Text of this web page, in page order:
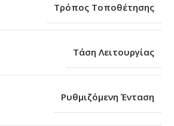
Τρόπος Τοποθέτησης
Τάση Λειτουργίας
Ρυθμιζόμενη Ένταση